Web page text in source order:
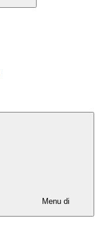
Menu di